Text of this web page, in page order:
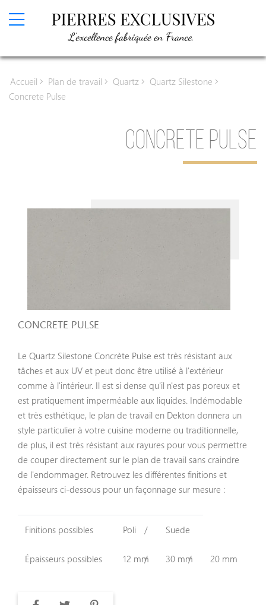
Plan de travail
Granit
Céramique
Céramique Xtone Porcelanosa
Quartz Silestone
Quartz Compac
Galerie
Espace Pro
Accueil Plan de travail Quartz
Quartz Silestone
Concrete Pulse
CONCRETE PULSE
CONCRETE PULSE
Le Quartz Silestone Concrète Pulse est très résistant aux
tâches et aux UV et peut donc être utilisé à l'extérieur
comme à l'intérieur. Il est si dense qu'il n'est pas poreux et
est pratiquement imperméable aux liquides. Indémodable
et très esthétique, le plan de travail en Dekton donnera un
style particulier à votre cuisine moderne ou traditionnelle,
de plus, il est très résistant aux rayures pour vous permettre
de couper directement sur le plan de travail sans craindre
de l'endommager. Retrouvez les différentes finitions et
épaisseurs ci-dessous pour un façonnage sur mesure :
Finitions possibles Poli Suede
Épaisseurs possibles 12 mm 30 mm 20 mm